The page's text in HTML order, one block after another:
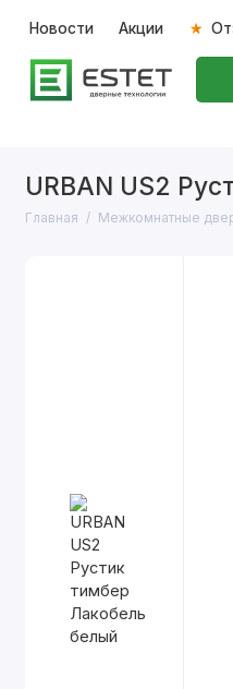
Новости Акции
URBAN US2
Главная Межкомнатные